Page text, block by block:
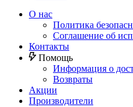
О нас
Политика
Соглашение об
Контакты
Помощь
Информация о
Возвраты
Акции
Производители